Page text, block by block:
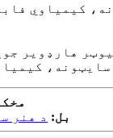
کیمیاوي
هارډویر
بل: د هنر